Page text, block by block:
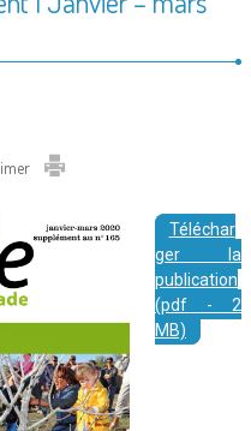
Téléchar
ger la
publication
(pdf - 2
MB)